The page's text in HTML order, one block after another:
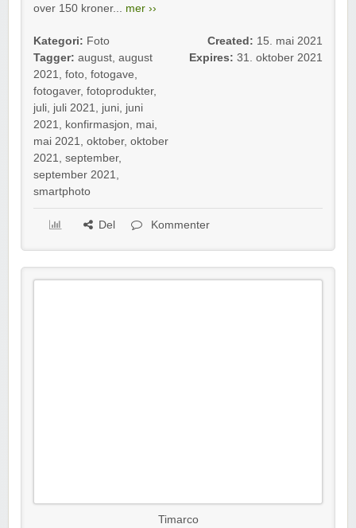
over 150 kroner... mer ››
Kategori: Foto
Tagger: august, august
2021, foto, fotogave,
fotogaver, fotoprodukter,
juli, juli 2021, juni, juni
2021, konfirmasjon, mai,
mai 2021, oktober, oktober
2021, september,
september 2021,
smartphoto
Created: 15. mai 2021
Expires: 31. oktober 2021
Del Kommenter
Timarco